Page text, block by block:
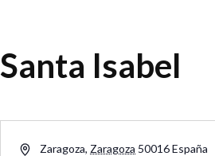
Santa Isabel
D
Zaragoza, Zaragoza 50016 España